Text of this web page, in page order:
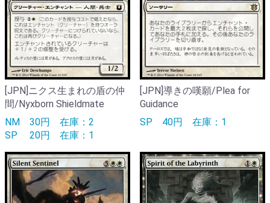
[JPN]ニクス生まれの盾の仲
間/Nyxborn Shieldmate
NM 30円 在庫：2
SP
20円 在庫：1
[JPN]導きの嘆願/Plea for
Guidance
SP 40円 在庫：1